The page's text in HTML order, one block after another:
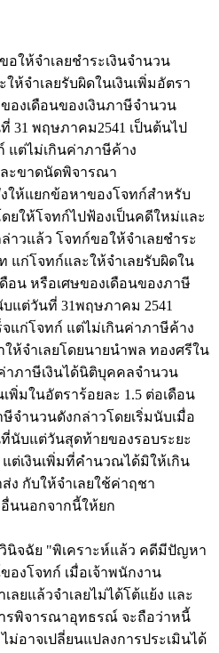
ให้จำเลยชำระเงินจำนวน
ให้จำเลยรับผิดในเงินเพิ่มอัตรา
องเดือนของเงินภาษีจำนวน
31 พฤษภาคม2541 เป็นต้นไป
แต่ไม่เกินค่าภาษีค้าง
ะขาดนัดพิจารณา
ให้แยกข้อหาของโจทก์สำหรับ
ยให้โจทก์ไปฟ้องเป็นคดีใหม่และ
าวแล้ว โจทก์ขอให้จำเลยชำระ
ท แก่โจทก์และให้จำเลยรับผิดใน
ดือน หรือเศษของเดือนของภาษี
บแต่วันที่ 31พฤษภาคม 2541
จแก่โจทก์ แต่ไม่เกินค่าภาษีค้าง
ห้จำเลยโดยนายนำพล ทองศรีใน
าภาษีเงินได้นิติบุคคลจำนวน
เพิ่มในอัตราร้อยละ 1.5 ต่อเดือน
จำนวนดังกล่าวโดยเริ่มนับเมื่อ
บแต่วันสุดท้ายของรอบระยะ
แต่เงินเพิ่มที่คำนวณได้มิให้เกิน
ง กับให้จำเลยใช้ค่าฤชา
นนอกจากนี้ให้ยก
นิจฉัย "พิเคราะห์แล้ว คดีมีปัญหา
งโจทก์ เมื่อเจ้าพนักงาน
ลยแล้วจำเลยไม่ได้โต้แย้ง และ
พิจารณาอุทธรณ์ จะถือว่าหนี้
อาจเปลี่ยนแปลงการประเมินได้